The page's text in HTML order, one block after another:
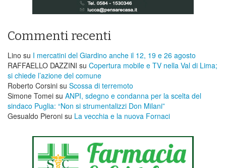
Commenti recenti
Lino su I mercatini del Giardino anche il 12, 19 e 26 agosto
RAFFAELLO DAZZINI su ​Copertura mobile e TV nella Val di Lima;
si chiede l’azione del comune
Roberto Corsini su Scossa di terremoto
Simone Tomei su ANPI, sdegno e condanna per la scelta del
sindaco Puglia: “Non si strumentalizzi Don Milani”
Gesualdo Pieroni su La vecchia e la nuova Fornaci